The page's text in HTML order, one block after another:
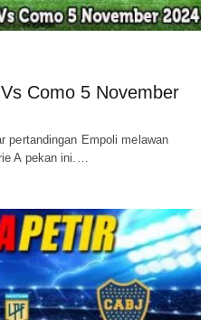
Como 5 November
pertandingan Empoli melawan
A pekan ini.…